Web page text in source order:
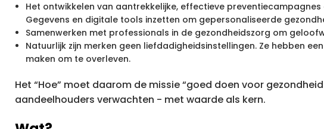
Het ontwikkelen van aantrekkelijke, effectieve
Gegevens en digitale tools inzetten om gepersonaliseerde
Samenwerken met professionals in de gezondheidszorg om
Natuurlijk zijn merken geen liefdadigheidsinstellingen. Ze hebben
maken om te overleven.
Het “Hoe” moet daarom de missie “goed doen voor
aandeelhouders verwachten - met waarde als kern.